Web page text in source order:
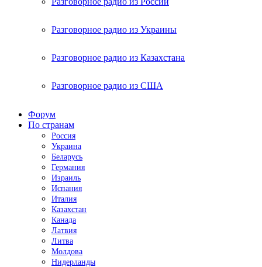
Разговорное радио из Украины
Разговорное радио из Казахстана
Разговорное радио из США
Форум
По странам
Россия
Украина
Беларусь
Германия
Израиль
Испания
Италия
Казахстан
Канада
Латвия
Литва
Молдова
Нидерланды